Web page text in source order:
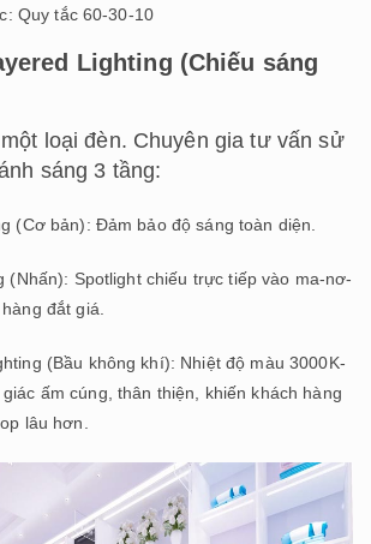
Quy tắc 60-30-10
Lighting (Chiếu sáng
loại đèn. Chuyên gia tư vấn sử
sáng 3 tầng:
(Cơ bản): Đảm bảo độ sáng toàn diện.
(Nhấn): Spotlight chiếu trực tiếp vào ma-nơ-
đắt giá.
(Bầu không khí): Nhiệt độ màu 3000K-
ấm cúng, thân thiện, khiến khách hàng
lâu hơn.